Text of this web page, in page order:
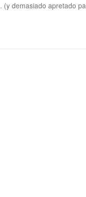
(y demasiado apretado